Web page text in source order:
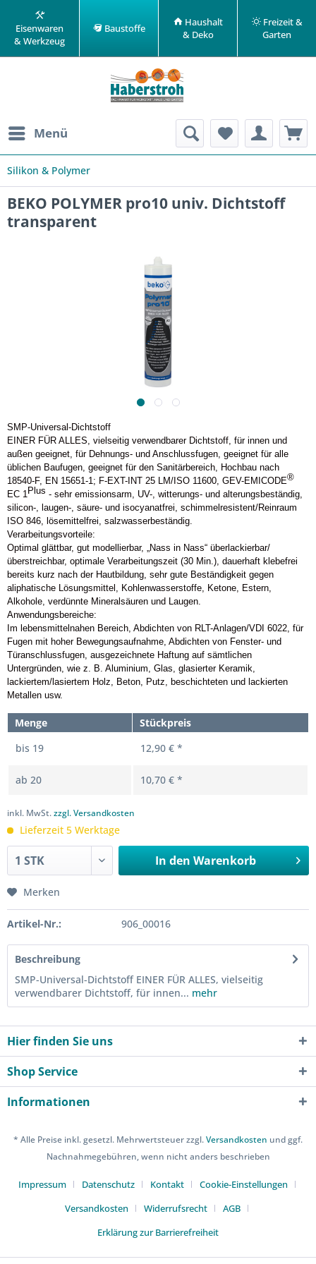
Eisenwaren
& Werkzeug
Baustoffe
Haushalt
& Deko
Freizeit &
Garten
Menü
Silikon & Polymer
BEKO POLYMER pro10 univ. Dichtstoff
transparent
SMP-Universal-Dichtstoff
EINER FÜR ALLES, vielseitig verwendbarer Dichtstoff, für innen und
außen geeignet, für Dehnungs- und Anschlussfugen, geeignet für alle
üblichen Baufugen, geeignet für den Sanitärbereich, Hochbau nach
18540-F, EN 15651-1; F-EXT-INT 25 LM/ISO 11600, GEV-EMICODE®
EC 1Plus - sehr emissionsarm, UV-, witterungs- und alterungsbeständig,
silicon-, laugen-, säure- und isocyanatfrei, schimmelresistent/Reinraum
ISO 846, lösemittelfrei, salzwasserbeständig.
Verarbeitungsvorteile:
Optimal glättbar, gut modellierbar, „Nass in Nass“ überlackierbar/
überstreichbar, optimale Verarbeitungszeit (30 Min.), dauerhaft klebefrei
bereits kurz nach der Hautbildung, sehr gute Beständigkeit gegen
aliphatische Lösungsmittel, Kohlenwasserstoffe, Ketone, Estern,
Alkohole, verdünnte Mineralsäuren und Laugen.
Anwendungsbereiche:
Im lebensmittelnahen Bereich, Abdichten von RLT-Anlagen/VDI 6022, für
Fugen mit hoher Bewegungsaufnahme, Abdichten von Fenster- und
Türanschlussfugen, ausgezeichnete Haftung auf sämtlichen
Untergründen, wie z. B. Aluminium, Glas, glasierter Keramik,
lackiertem/lasiertem Holz, Beton, Putz, beschichteten und lackierten
Metallen usw.
Menge
Stückpreis
bis 19 12,90 € *
ab 20 10,70 € *
inkl. MwSt.zzgl. Versandkosten
Lieferzeit 5 Werktage
In den Warenkorb
Merken
Artikel-Nr.: 906_00016
Beschreibung
SMP-Universal-Dichtstoff EINER FÜR ALLES, vielseitig
verwendbarer Dichtstoff, für innen... mehr
Hier finden Sie uns
Shop Service
Informationen
* Alle Preise inkl. gesetzl. Mehrwertsteuer zzgl.Versandkosten und ggf.
Nachnahmegebühren, wenn nicht anders beschrieben
Impressum Datenschutz Kontakt
Cookie-Einstellungen
Versandkosten
Widerrufsrecht
AGB
Erklärung zur Barrierefreiheit